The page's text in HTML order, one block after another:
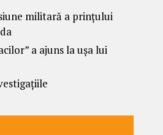
militară a prințului
a ajuns la ușa lui